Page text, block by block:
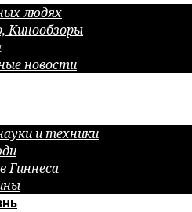
людях
Кинообзоры
новости
и техники
Гиннеса